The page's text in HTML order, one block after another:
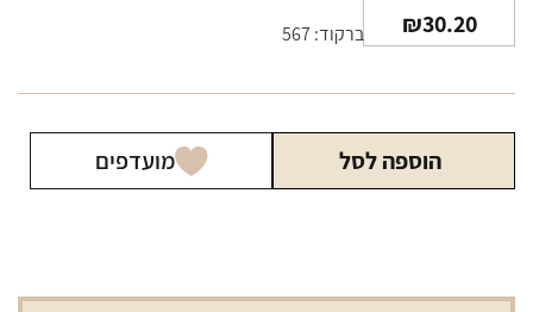
₪30.20 ברקוד: 567
הוספה לסל מועדפים